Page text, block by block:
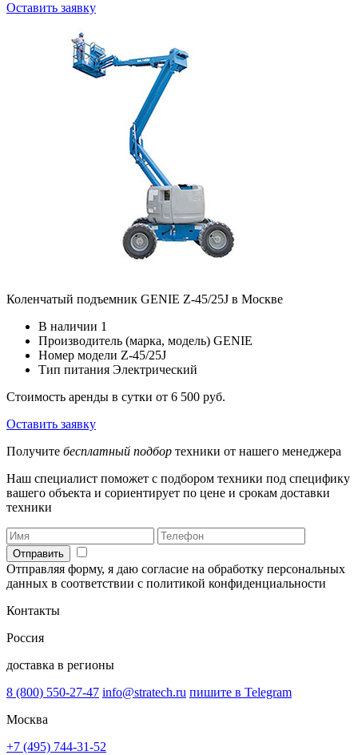
Оставить заявку
Коленчатый подъемник GENIE Z-45/25J в Москве
В наличии 1
Производитель (марка, модель) GENIE
Номер модели Z-45/25J
Тип питания Электрический
Стоимость аренды в сутки от 6 500 руб.
Оставить заявку
Получите бесплатный подбор техники от нашего менеджера
Наш специалист поможет с подбором техники под специфику
вашего объекта и сориентирует по цене и срокам доставки
техники
Отправить
Отправляя форму, я даю согласие на обработку персональных
данных в соответствии с политикой конфиденциальности
Контакты
Россия
доставка в регионы
8 (800) 550-27-47 info@stratech.ru пишите в Telegram
Москва
+7 (495) 744-31-52